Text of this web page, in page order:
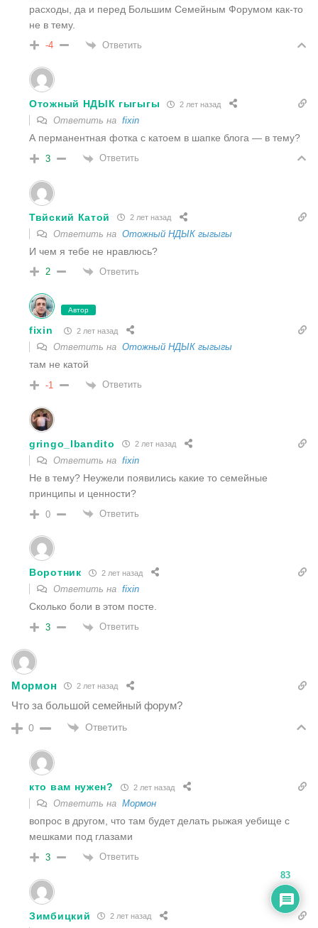
расходы, да и перед Большим Семейным Форумом как-то
не в тему.
-4 Ответить
Отожный НДЫК гыгыгы 2 лет назад
Ответить на fixin
А перманентная фотка с катоем в шапке блога — в тему?
3 Ответить
Твйский Катой 2 лет назад
Ответить на Отожный НДЫК гыгыгы
И чем я тебе не нравлюсь?
2 Ответить
Автор
fixin 2 лет назад
Ответить на Отожный НДЫК гыгыгы
там не катой
-1 Ответить
gringo_lbandito 2 лет назад
Ответить на fixin
Не в тему? Неужели появились какие то семейные
принципы и ценности?
0 Ответить
Воротник 2 лет назад
Ответить на fixin
Сколько боли в этом посте.
3 Ответить
Мормон 2 лет назад
Что за большой семейный форум?
0 Ответить
кто вам нужен? 2 лет назад
Ответить на Мормон
вопрос в другом, что там будет делать рыжая уебище с
мешками под глазами
3 Ответить
Зимбицкий 2 лет назад
83